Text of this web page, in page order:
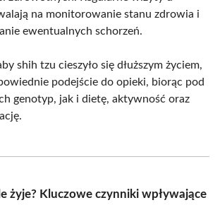
na monitorowanie stanu zdrowia i
ewentualnych schorzeń.
shih tzu cieszyło się dłuższym życiem,
podejście do opieki, biorąc pod
genotyp, jak i dietę, aktywność oraz
żyje? Kluczowe czynniki wpływające